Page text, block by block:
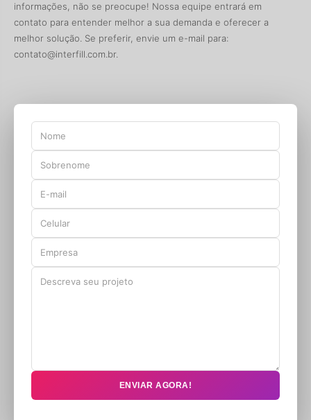
informações, não se preocupe! Nossa equipe entrará em
contato para entender melhor a sua demanda e oferecer a
melhor solução. Se preferir, envie um e-mail para:
contato@interfill.com.br.
ENVIAR AGORA!